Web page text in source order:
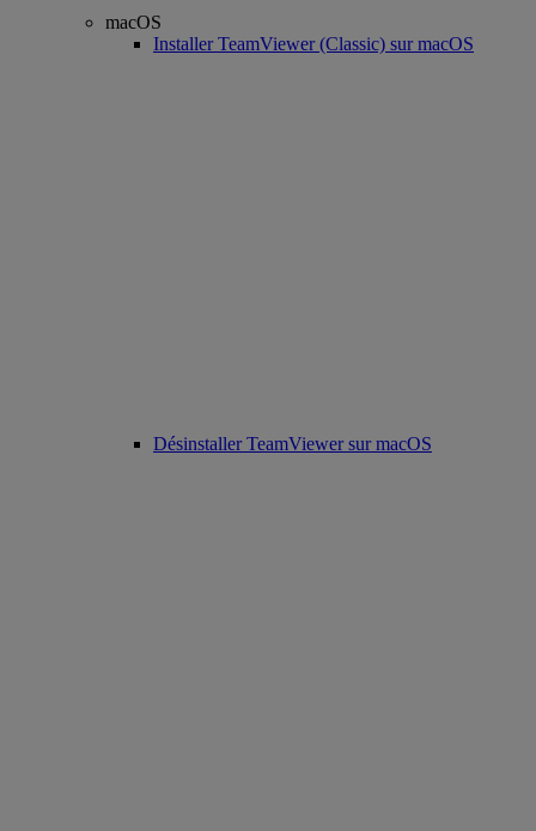
macOS
Installer TeamViewer (Classic) sur macOS
Désinstaller TeamViewer sur macOS